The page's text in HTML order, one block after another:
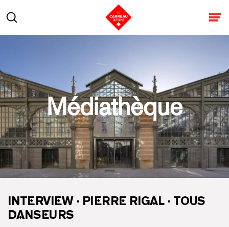
Rechercher
Médiathèque
INTERVIEW · PIERRE RIGAL · TOUS
DANSEURS